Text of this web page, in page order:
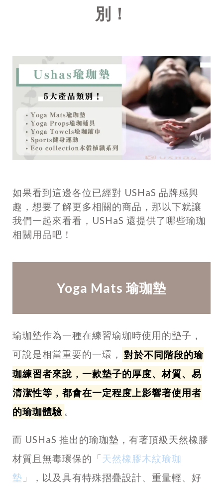
別！
如果看到這邊各位已經對 USHaS 品牌感興
趣，想要了解更多相關的商品，那以下就讓
我們一起來看看，USHaS 還提供了哪些瑜珈
相關用品吧！
Yoga Mats 瑜珈墊
瑜珈墊作為一種在練習瑜珈時使用的墊子，
可說是相當重要的一環， 對於不同階段的瑜
珈練習者來說，一款墊子的厚度、材質、易
清潔性等，都會在一定程度上影響著使用者
的瑜珈體驗 。
而 USHaS 推出的瑜珈墊，有著頂級天然橡膠
材質且無毒環保的「天然橡膠木紋瑜珈
墊 」，以及具有特殊摺疊設計、重量輕、好